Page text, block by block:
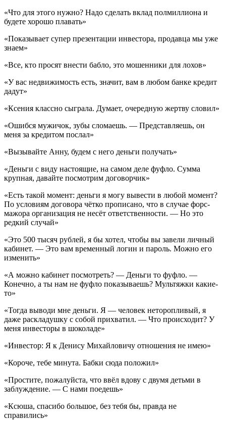
«Что для этого нужно? Надо сделать вклад полмиллиона и
будете хорошо плавать»
«Показывает супер презентации инвестора, продавца мы уже
знаем»
«Все, кто просят внести бабло, это мошенники для лохов»
«У вас недвижимость есть, значит, вам в любом банке кредит
дадут»
«Ксения классно сыграла. Думает, очередную жертву словил»
«Ошибся мужичок, зубы сломаешь. — Представляешь, он
меня за кредитом послал»
«Вызывайте Анну, будем с него деньги получать»
«Деньги с виду настоящие, на самом деле фуфло. Сумма
крупная, давайте посмотрим договорчик»
«Есть такой момент: деньги я могу вывести в любой момент?
По условиям договора чётко прописано, что в случае форс-
мажора организация не несёт ответственности. — Но это
редкий случай»
«Это 500 тысяч рублей, я бы хотел, чтобы вы завели личный
кабинет. — Это вам временный логин и пароль. Можно его
изменить»
«А можно кабинет посмотреть? — Деньги то фуфло. —
Конечно, а ты нам не фуфло показываешь? Мультяжки какие-
то»
«Тогда выводи мне деньги. Я — человек неторопливый, я
даже раскладушку с собой прихватил. — Что происходит? У
меня инвесторы в шоколаде»
«Инвестор: Я к Денису Михайловичу отношения не имею»
«Короче, тебе минута. Бабки сюда положил»
«Простите, пожалуйста, что ввёл вдову с двумя детьми в
заблуждение. — С нами поедешь»
«Ксюша, спасибо большое, без тебя бы, правда не
справились»